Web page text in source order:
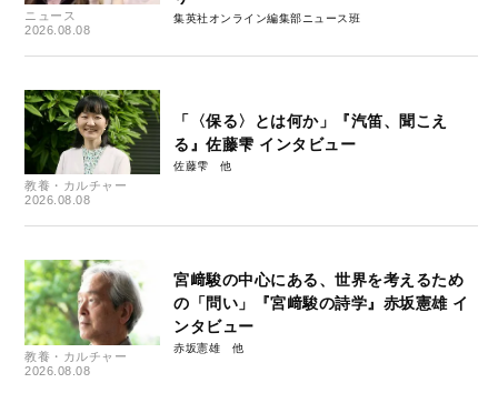
ニュース
2026.08.08
集英社オンライン編集部ニュース班
教養・カルチャー
2026.08.08
「〈保る〉とは何か」『汽笛、聞こえ
る』佐藤雫 インタビュー
佐藤雫
教養・カルチャー
2026.08.08
宮﨑駿の中心にある、世界を考えるため
の「問い」『宮﨑駿の詩学』赤坂憲雄 イ
ンタビュー
赤坂憲雄